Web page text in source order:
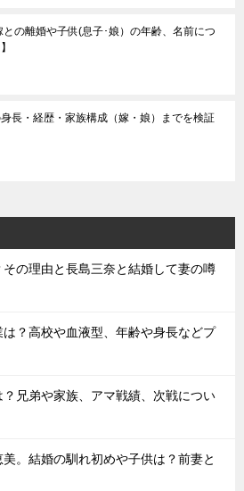
との離婚や子供(息子･娘）の年齢、名前につ
長・経歴・家族構成（嫁・娘）までを検証
の理由と長島三奈と結婚して妻の噂
？高校や血液型、年齢や身長などプ
兄弟や家族、アマ戦績、次戦につい
。結婚の馴れ初めや子供は？前妻と